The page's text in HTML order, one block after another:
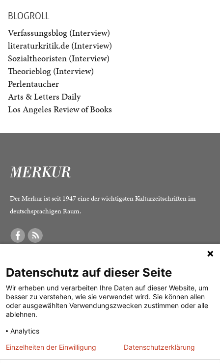
BLOGROLL
Verfassungsblog (Interview)
literaturkritik.de (Interview)
Sozialtheoristen (Interview)
Theorieblog (Interview)
Perlentaucher
Arts & Letters Daily
Los Angeles Review of Books
Der Merkur ist seit 1947 eine der wichtigsten Kulturzeitschriften im
deutschsprachigen Raum.
Was ist der Merkur?
Herausgeber /
Redaktion
Verlag
Alle Abos im Überblick
Print-Abo
Digital-Abo
Abo kündigen
Impressum
Datenschutz
Mediadaten
Datenschutz auf dieser Seite
Wir erheben und verarbeiten Ihre Daten auf dieser Website, um
besser zu verstehen, wie sie verwendet wird. Sie können allen
oder ausgewählten Verwendungszwecken zustimmen oder alle
ablehnen.
Analytics
Einzelheiten der Einwilligung
Datenschutzerklärung